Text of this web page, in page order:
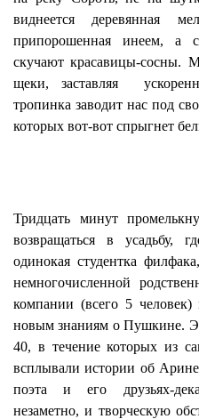
виднеется деревянная
припорошенная инеем, а
скучают красавицы-сосны.
щеки, заставляя
тропинка заводит нас под
которых вот-вот спрыгнет
Тридцать минут
возвращаться в усадьбу,
одинокая студентка
немногочисленной
компании (всего 5
новым знаниям о Пушкине.
40, в течение которых из
всплывали истории об
поэта и его друзьях-
незаметно, и творческую